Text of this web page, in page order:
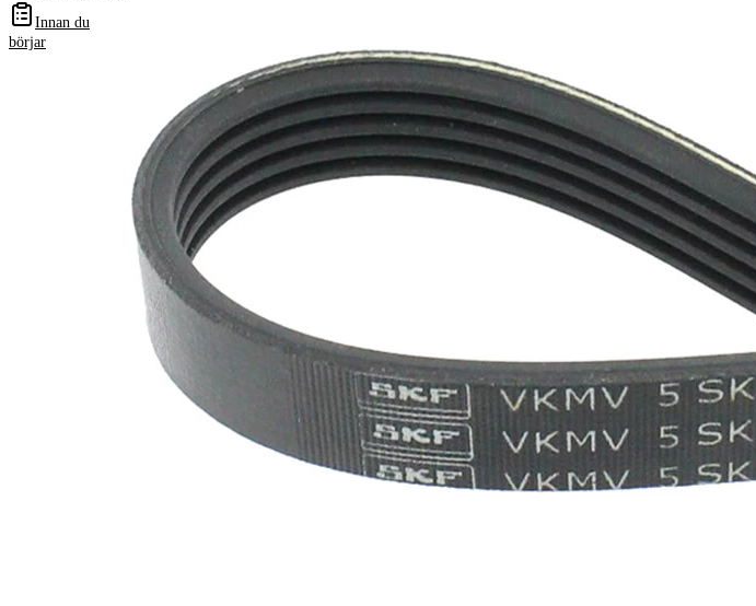
Innan du
börjar
690 mm
17,80 mm
svart
Ribbantal
5
SVHC
Inga SVHC-
substanser
tillhanda!
Materialegenskaper
Remmaterial